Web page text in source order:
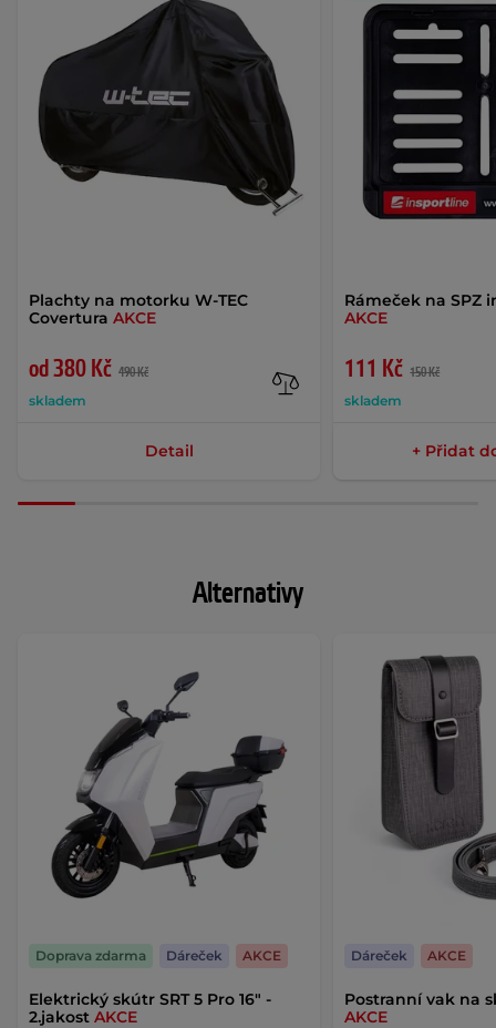
Plachty na motorku W-TEC
Covertura AKCE
od 380 Kč 490 Kč
skladem
Detail
Rámeček na SPZ
AKCE
111 Kč 150 Kč
skladem
+ Přidat
Alternativy
Elektrický skútr SRT 5 Pro 16" -
2.jakost AKCE
Doprava zdarma Dáreček AKCE
Postranní vak na
AKCE
Dáreček AKCE